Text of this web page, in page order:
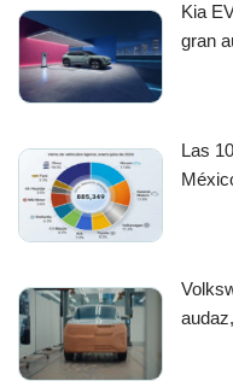
Kia
gran
Las